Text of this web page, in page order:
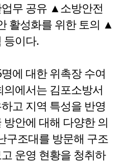
무 공유 ▲소방안전
활성화를 위한 토의 ▲
등이다.
에 대한 위촉장 수여
에서는 김포소방서
고 지역 특성을 반영
안에 대해 다양한 의
구조대를 방문해 구조
운영 현황을 청취하